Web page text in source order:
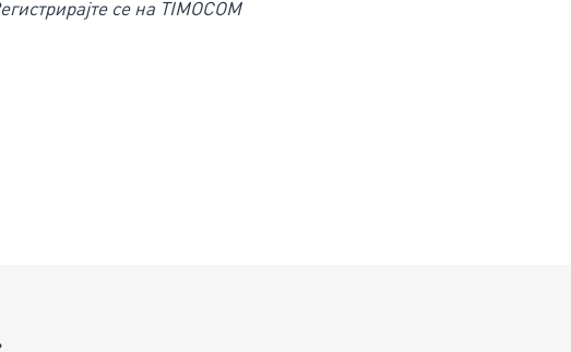
се на TIMOCOM